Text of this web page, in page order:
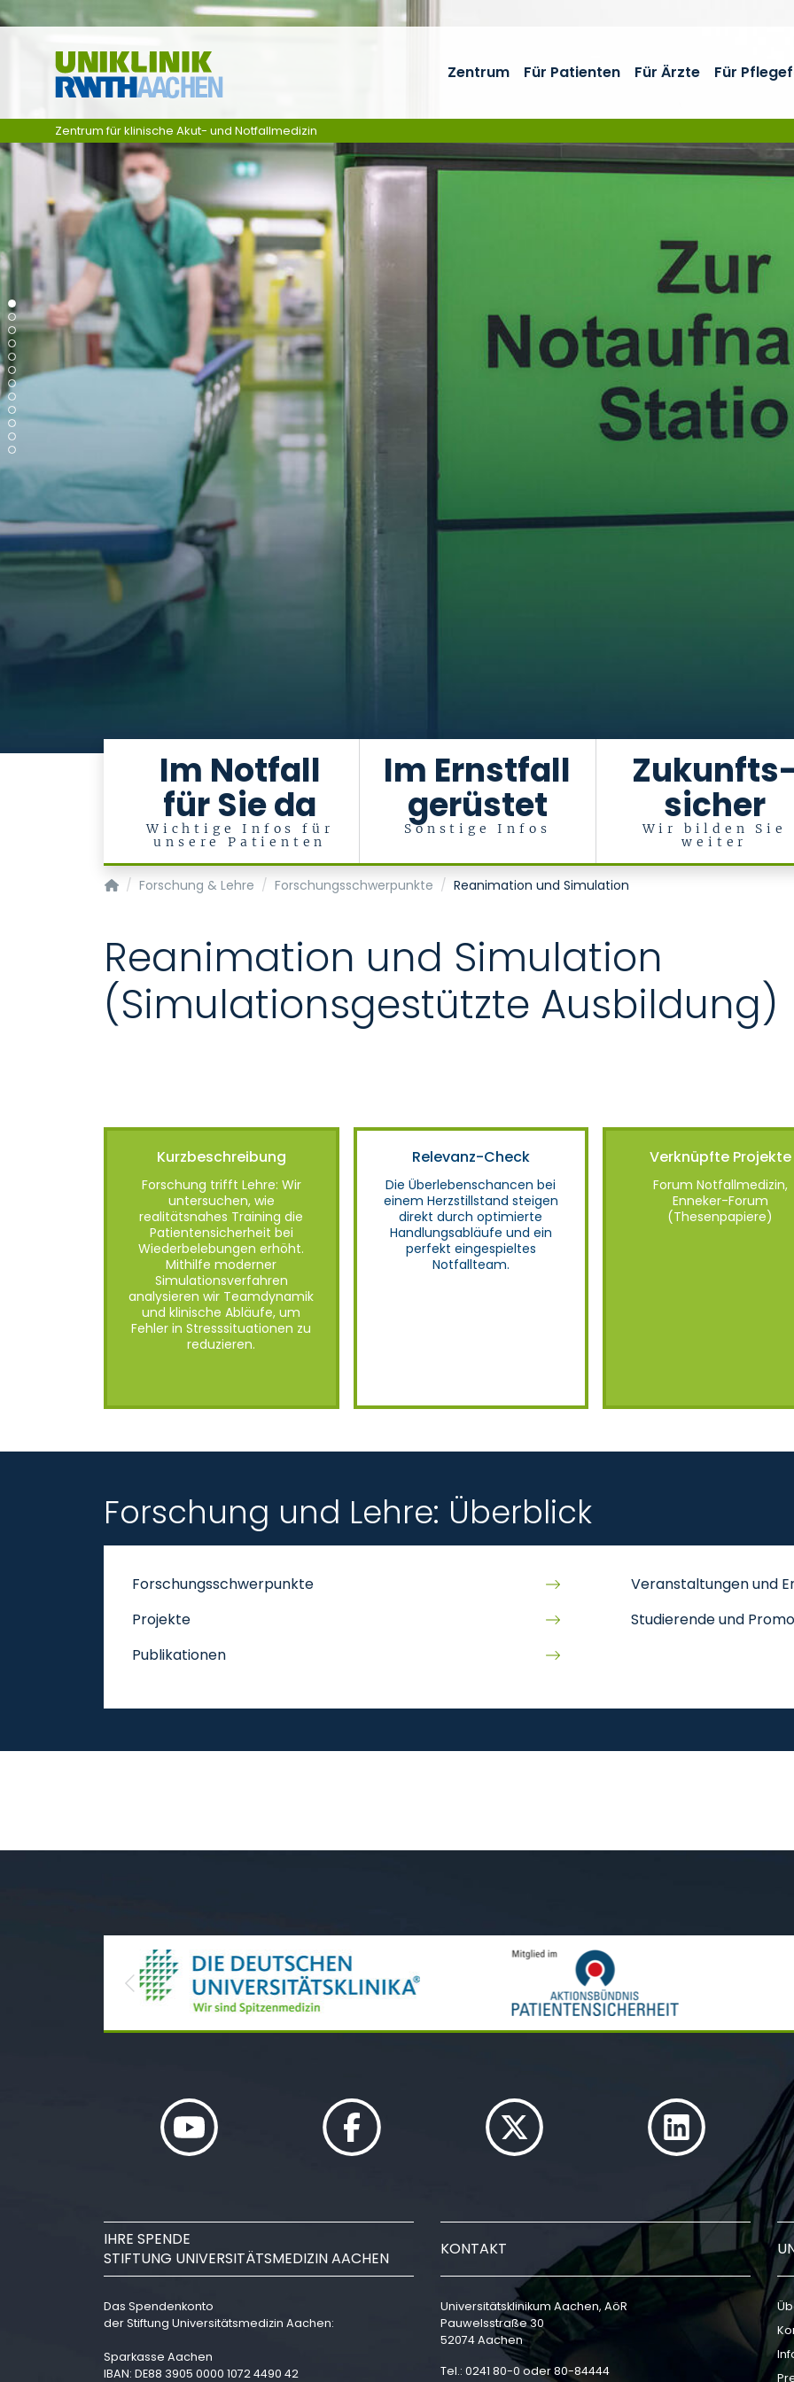
Zum Inhalt springen
Im Notfall
für Sie da
Wichtige Infos für
unsere Patienten
Im Ernstfall
gerüstet
Sonstige Infos
Zukunfts-
sicher
Wir bilden Sie
weiter
Zentrum Für Patienten Für Ärzte Für
Zentrum für klinische Akut- und Notfallmedizin
Zentrum für klinische Akut- und Notfallmedizin
Forschung & Lehre Forschungsschwerpunkte Reanimation und Simulation
Reanimation und Simulation
(Simulationsgestützte Ausbildung)
Kurzbeschreibung
Forschung trifft Lehre: Wir
untersuchen, wie
realitätsnahes Training die
Patientensicherheit bei
Wiederbelebungen erhöht.
Mithilfe moderner
Simulationsverfahren
analysieren wir Teamdynamik
und klinische Abläufe, um
Fehler in Stresssituationen zu
reduzieren.
Relevanz-Check
Die Überlebenschancen bei
einem Herzstillstand steigen
direkt durch optimierte
Handlungsabläufe und ein
perfekt eingespieltes
Notfallteam.
Verknüpfte Projekte
Forum Notfallmedizin,
Enneker-Forum
(Thesenpapiere)
Forschung und Lehre: Überblick
Forschungsschwerpunkte
Projekte
Publikationen
Veranstaltungen und
Studierende und
Previous
IHRE SPENDE
STIFTUNG UNIVERSITÄTSMEDIZIN AACHEN
Das Spendenkonto
der Stiftung Universitätsmedizin Aachen:
Sparkasse Aachen
IBAN: DE88 3905 0000 1072 4490 42
KONTAKT
Universitätsklinikum Aachen, AöR
Pauwelsstraße 30
52074 Aachen
Tel.: 0241 80-0 oder 80-84444